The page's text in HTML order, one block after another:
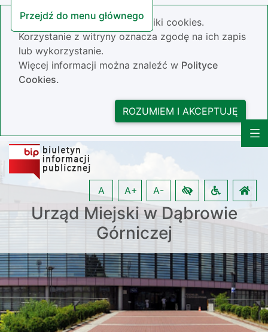
Przejdź do menu głównego
Nasza strona wykorzystuje pliki cookies.
Korzystanie z witryny oznacza zgodę na ich zapis
lub wykorzystanie.
Więcej informacji można znaleźć w Polityce
Cookies.
ROZUMIEM I AKCEPTUJĘ
Urząd Miejski w Dąbrowie
Górniczej
A A+ A-